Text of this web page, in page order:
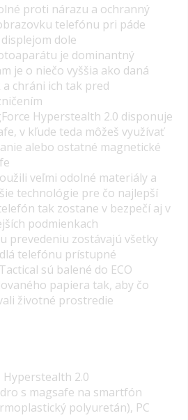
proti nárazu a ochranný
telefónu pri páde
dole
je dominantný
je o niečo vyššia ako daná
chráni ich tak pred
Hyperstealth 2.0 disponuje
v kľude teda môžeš využívať
alebo ostatné magnetické
veľmi odolné materiály a
technológie pre čo najlepší
tak zostane v bezpečí aj v
podmienkach
prevedeniu zostávajú všetky
telefónu prístupné
sú balené do ECO
papiera tak, aby čo
životné prostredie
Hyperstealth 2.0
s magsafe na smartfón
polyuretán), PC